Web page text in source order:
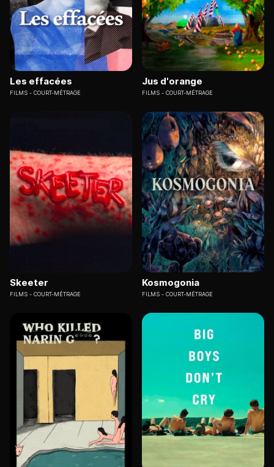
Les effacées
FILMS COURT-MÉTRAGE
Jus d'orange
FILMS COURT-MÉTRAGE
Skeeter
FILMS COURT-MÉTRAGE
Kosmogonia
FILMS COURT-MÉTRAGE